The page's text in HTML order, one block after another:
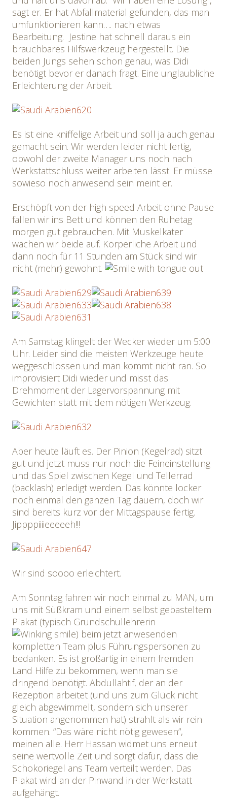
sagt er. Er hat Abfallmaterial gefunden, das man
umfunktionieren kann…. nach etwas
Bearbeitung. Jestine hat schnell daraus ein
brauchbares Hilfswerkzeug hergestellt. Die
beiden Jungs sehen schon genau, was Didi
benötigt bevor er danach fragt. Eine unglaubliche
Erleichterung der Arbeit.
Es ist eine kniffelige Arbeit und soll ja auch genau
gemacht sein. Wir werden leider nicht fertig,
obwohl der zweite Manager uns noch nach
Werkstattschluss weiter arbeiten lässt. Er müsse
sowieso noch anwesend sein meint er.
Erschöpft von der high speed Arbeit ohne Pause
fallen wir ins Bett und können den Ruhetag
morgen gut gebrauchen. Mit Muskelkater
wachen wir beide auf. Körperliche Arbeit und
dann noch für 11 Stunden am Stück sind wir
nicht (mehr) gewohnt.
Am Samstag klingelt der Wecker wieder um 5:00
Uhr. Leider sind die meisten Werkzeuge heute
weggeschlossen und man kommt nicht ran. So
improvisiert Didi wieder und misst das
Drehmoment der Lagervorspannung mit
Gewichten statt mit dem nötigen Werkzeug.
Aber heute läuft es. Der Pinion (Kegelrad) sitzt
gut und jetzt muss nur noch die Feineinstellung
und das Spiel zwischen Kegel und Tellerrad
(backlash) erledigt werden. Das könnte locker
noch einmal den ganzen Tag dauern, doch wir
sind bereits kurz vor der Mittagspause fertig.
Jippppiiiieeeeeh!!!
Wir sind soooo erleichtert.
Am Sonntag fahren wir noch einmal zu MAN, um
uns mit Süßkram und einem selbst gebasteltem
Plakat (typisch Grundschullehrerin
) beim jetzt anwesenden
kompletten Team plus Führungspersonen zu
bedanken. Es ist großartig in einem fremden
Land Hilfe zu bekommen, wenn man sie
dringend benötigt. Abdullahtif, der an der
Rezeption arbeitet (und uns zum Glück nicht
gleich abgewimmelt, sondern sich unserer
Situation angenommen hat) strahlt als wir rein
kommen. “Das wäre nicht nötig gewesen”,
meinen alle. Herr Hassan widmet uns erneut
seine wertvolle Zeit und sorgt dafür, dass die
Schokoriegel ans Team verteilt werden. Das
Plakat wird an der Pinwand in der Werkstatt
aufgehängt.